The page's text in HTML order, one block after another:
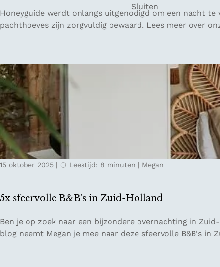
Sluiten
e
l
H
e
t
i
n
L
i
m
b
u
r
O
e
r
Honeyguide werdt onlangs uitgenodigd om een nacht
pachthoeves zijn zorgvuldig bewaard. Lees meer over
5x sfeervolle B&B's in Zuid-Holland
15 oktober 2025 | Leestijd: 8 minuten | Megan
5
x
Ben je op zoek naar een bijzondere overnachting in
blog neemt Megan je mee naar deze sfeervolle B&B's in